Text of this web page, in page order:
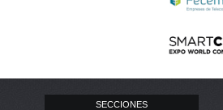
SECCIONES